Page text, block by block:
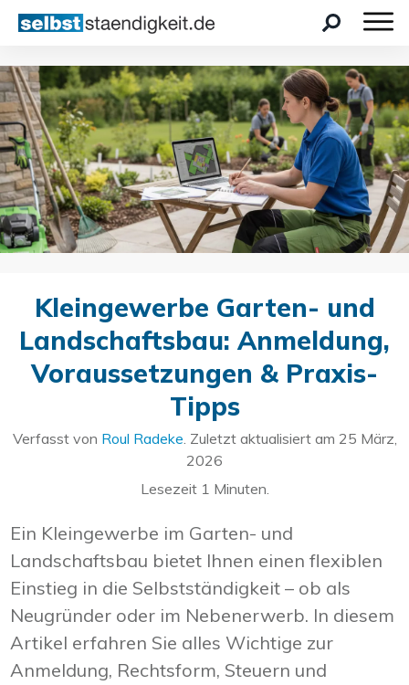
Kleingewerbe Garten- und
Landschaftsbau: Anmeldung,
Voraussetzungen & Praxis-
Tipps
Verfasst von Roul Radeke. Zuletzt aktualisiert am 25 März,
2026
Lesezeit 1 Minuten.
Ein Kleingewerbe im Garten- und
Landschaftsbau bietet Ihnen einen flexiblen
Einstieg in die Selbstständigkeit – ob als
Neugründer oder im Nebenerwerb. In diesem
Artikel erfahren Sie alles Wichtige zur
Anmeldung, Rechtsform, Steuern und